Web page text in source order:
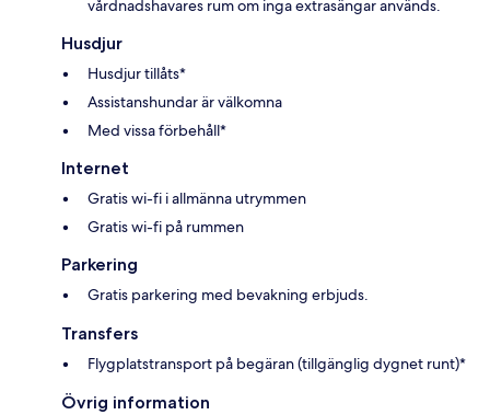
vårdnadshavares rum om inga extrasängar används.
Husdjur
Husdjur tillåts*
Assistanshundar är välkomna
Med vissa förbehåll*
Internet
Gratis wi-fi i allmänna utrymmen
Gratis wi-fi på rummen
Parkering
Gratis parkering med bevakning erbjuds.
Transfers
Flygplatstransport på begäran (tillgänglig dygnet runt)*
Övrig information